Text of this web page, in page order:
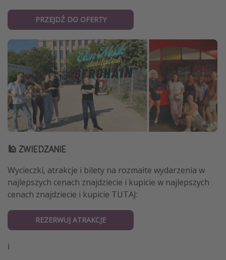
PRZEJDŹ DO OFERTY
🕌 ZWIEDZANIE
Wycieczki, atrakcje i bilety na rozmaite wydarzenia w
najlepszych cenach znajdziecie i kupicie w najlepszych
cenach znajdziecie i kupicie TUTAJ:
REZERWUJ ATRAKCJE
ℹ️